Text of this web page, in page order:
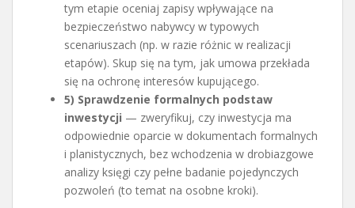
tym etapie oceniaj zapisy wpływające na
bezpieczeństwo nabywcy w typowych
scenariuszach (np. w razie różnic w realizacji
etapów). Skup się na tym, jak umowa przekłada
się na ochronę interesów kupującego.
5) Sprawdzenie formalnych podstaw
inwestycji — zweryfikuj, czy inwestycja ma
odpowiednie oparcie w dokumentach formalnych
i planistycznych, bez wchodzenia w drobiazgowe
analizy księgi czy pełne badanie pojedynczych
pozwoleń (to temat na osobne kroki).